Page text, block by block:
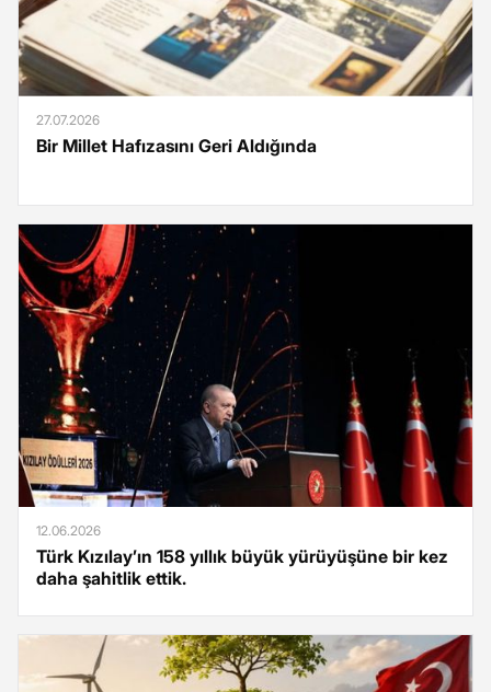
27.07.2026
Bir Millet Hafızasını Geri Aldığında
12.06.2026
Türk Kızılay’ın 158 yıllık büyük yürüyüşüne bir kez
daha şahitlik ettik.